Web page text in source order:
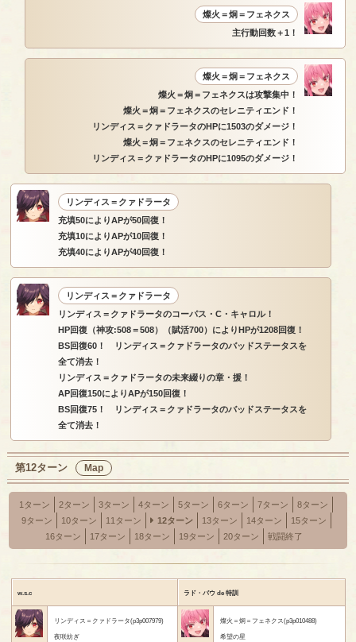
燦火＝炯＝フェネクス
主行動回数＋1！
燦火＝炯＝フェネクス
燦火＝炯＝フェネクスは攻撃集中！
燦火＝炯＝フェネクスのセレニティエンド！
リンディス＝クァドラータのHPに1503のダメージ！
燦火＝炯＝フェネクスのセレニティエンド！
リンディス＝クァドラータのHPに1095のダメージ！
リンディス＝クァドラータ
充填50によりAPが50回復！
充填10によりAPが10回復！
充填40によりAPが40回復！
リンディス＝クァドラータ
リンディス＝クァドラータのコーパス・C・キャロル！
HP回復（神攻:508＝508）（賦活700）によりHPが1208回復！
BS回復60！ リンディス＝クァドラータのバッドステータスを
全て消去！
リンディス＝クァドラータの未来綴りの章・援！
AP回復150によりAPが150回復！
BS回復75！ リンディス＝クァドラータのバッドステータスを
全て消去！
第12ターン Map
1ターン 2ターン 3ターン 4ターン 5ターン 6ターン 7ターン
8ターン
9ターン
10ターン 11ターン 12ターン 13ターン 14ターン
15ターン
16ターン
17ターン 18ターン 19ターン 20ターン 戦闘終了
w.s.c ラド・バウ de 特訓
リンディス＝クァドラータ(p3p007979)
夜咲紡ぎ
燦火＝炯＝フェネクス(p3p010488)
希望の星